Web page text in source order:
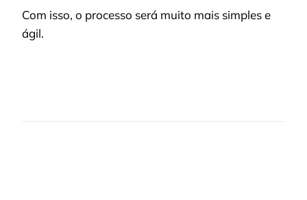
Com isso, o processo será muito mais simples e
ágil.